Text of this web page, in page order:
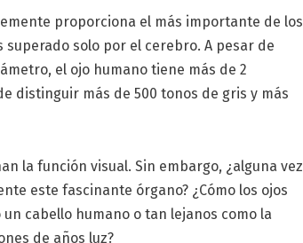
proporciona el más importante de los
superado solo por el cerebro. A pesar de
el ojo humano tiene más de 2
distinguir más de 500 tonos de gris y más
la función visual. Sin embargo, ¿alguna vez
este fascinante órgano? ¿Cómo los ojos
cabello humano o tan lejanos como la
de años luz?